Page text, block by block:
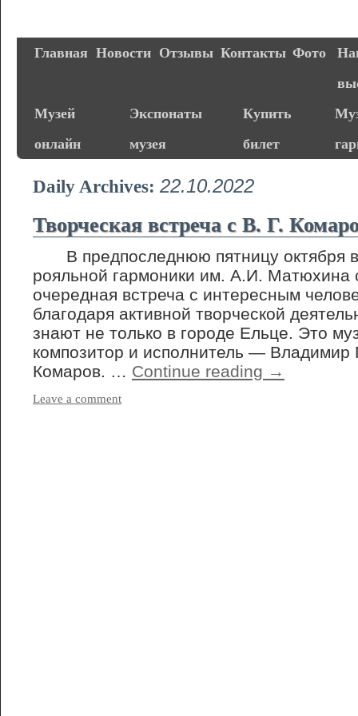
Главная Новости Отзывы Контакты Фото
Музей
онлайн
Экспонаты
музея
Купить
билет
Daily Archives: 22.10.2022
Творческая встреча с В. Г.
В предпоследнюю пятницу октября
рояльной гармоники им. А.И. Матюхина
очередная встреча с интересным
благодаря активной творческой
знают не только в городе Ельце. Это
композитор и исполнитель — Владимир
Комаров. … Continue reading →
Leave a comment